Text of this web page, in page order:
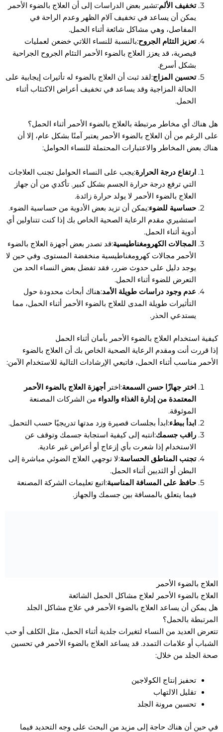
تخفيف الألم:تشير بعض الدراسات إلى أن العلاج بالضوء الأحمر
يمكن أن يساعد في تخفيف آلام الظهر وعدم الراحة في
المفاصل، وهي مشاكل شائعة أثناء الحمل.
تعزيز التئام الجروح:بالنسبة للنساء اللاتي خضعن لعمليات
قيصرية، قد يعزز العلاج بالضوء الأحمر التئام الجروح الجراحية
بشكل أسرع.
تحسين المزاج:لقد ثبت أن العلاج بالضوء له تأثيرات إيجابية على
الحالة المزاجية وقد يساعد في تخفيف أعراض الاكتئاب أثناء
الحمل.
هل هناك أي مخاطر مرتبطة بالعلاج بالضوء الأحمر أثناء الحمل؟
على الرغم من أن العلاج بالضوء الأحمر يعتبر آمنًا بشكل عام، إلا أن
هناك بعض المخاطر والاعتبارات المحتملة للنساء الحوامل:
ارتفاع درجة الحرارة:يجب على النساء الحوامل تجنب العلاجات
التي ترفع درجة حرارة الجسم بشكل كبير. تأكدي من أن جهاز
العلاج بالضوء الأحمر لا يولد حرارة زائدة.
حساسية للضوء:يمكن أن تزيد بعض الأدوية من حساسية الضوء.
استشيري مقدم الرعاية الصحية الخاص بك إذا كنت تتناولين أي
أدوية أثناء الحمل.
المجالات الكهرومغناطيسية:قد تصدر بعض أجهزة العلاج بالضوء
الأحمر مجالات كهرومغناطيسية منخفضة المستوى. وفي حين لا
يوجد دليل على حدوث ضرر، فقد تفضل بعض النساء الحد من
التعرض للضوء أثناء الحمل.
عدم وجود دراسات طويلة الأمد:هناك أبحاث محدودة حول
التأثيرات طويلة المدى للعلاج بالضوء الأحمر أثناء الحمل، مما
يستدعي الحذر.
كيفية استخدام العلاج بالضوء الأحمر بأمان أثناء الحمل
إذا قررت أنت ومقدم الرعاية الصحية الخاص بك أن العلاج بالضوء
الأحمر مناسب أثناء الحمل، فاتبعي الإرشادات التالية للاستخدام الآمن:
اختر جهازًا حسن السمعة:اختر أجهزة العلاج بالضوء الأحمر
المعتمدة من إدارة الغذاء والدواء من الشركات المصنعة
الموثوقة.
ابدأ ببطء:ابدأ بجلسات قصيرة وزد مدتها تدريجيًا حسب التحمل.
راقب جسمك:انتبه إلى كيفية استجابة جسمك وتوقف عن
الاستخدام إذا شعرت بأي إزعاج أو أعراض غير عادية.
تجنب المناطق الحساسة:لا توجهي العلاج الضوئي مباشرة إلى
البطن أو الثديين أثناء الحمل.
حافظ على المسافة المناسبة:اتبع تعليمات الشركة المصنعة
فيما يتعلق بالمسافة بين جسمك والجهاز.
العلاج بالضوء الأحمر
العلاج بالضوء الأحمر لعلاج مشاكل الحمل الشائعة
هل يمكن أن يساعد العلاج بالضوء الأحمر في علاج مشاكل الجلد
المرتبطة بالحمل؟
تتعرض العديد من النساء لتغيرات جلدية أثناء الحمل، مثل الكلف أو حب
الشباب أو علامات التمدد. قد يساعد العلاج بالضوء الأحمر في تحسين
صحة الجلد من خلال:
تحفيز إنتاج الكولاجين
تقليل الالتهاب
تحسين مرونة الجلد
في حين أن هناك حاجة إلى مزيد من البحث على وجه التحديد فيما